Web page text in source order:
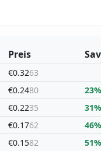
Preis
€0.3263
€0.2480
€0.2235
€0.1762
€0.1582
23%
31%
46%
51%